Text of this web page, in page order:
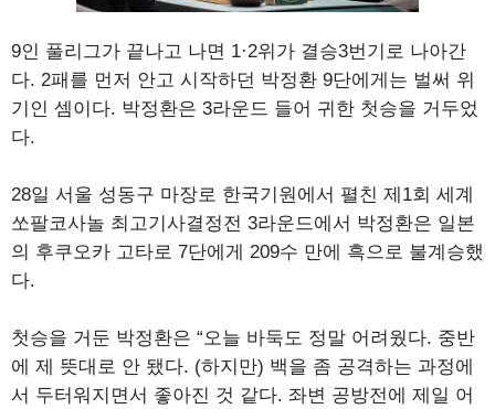
9인 풀리그가 끝나고 나면 1·2위가 결승3번기로 나아간
다. 2패를 먼저 안고 시작하던 박정환 9단에게는 벌써 위
기인 셈이다. 박정환은 3라운드 들어 귀한 첫승을 거두었
다.
28일 서울 성동구 마장로 한국기원에서 펼친 제1회 세계
쏘팔코사놀 최고기사결정전 3라운드에서 박정환은 일본
의 후쿠오카 고타로 7단에게 209수 만에 흑으로 불계승했
다.
첫승을 거둔 박정환은 “오늘 바둑도 정말 어려웠다. 중반
에 제 뜻대로 안 됐다. (하지만) 백을 좀 공격하는 과정에
서 두터워지면서 좋아진 것 같다. 좌변 공방전에 제일 어